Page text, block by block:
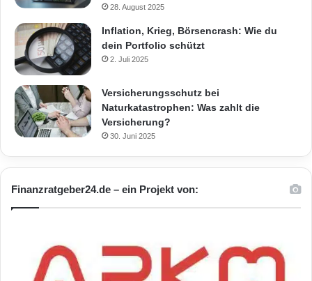
28. August 2025
Inflation, Krieg, Börsencrash: Wie du
dein Portfolio schützt
2. Juli 2025
Versicherungsschutz bei
Naturkatastrophen: Was zahlt die
Versicherung?
30. Juni 2025
Finanzratgeber24.de – ein Projekt von: